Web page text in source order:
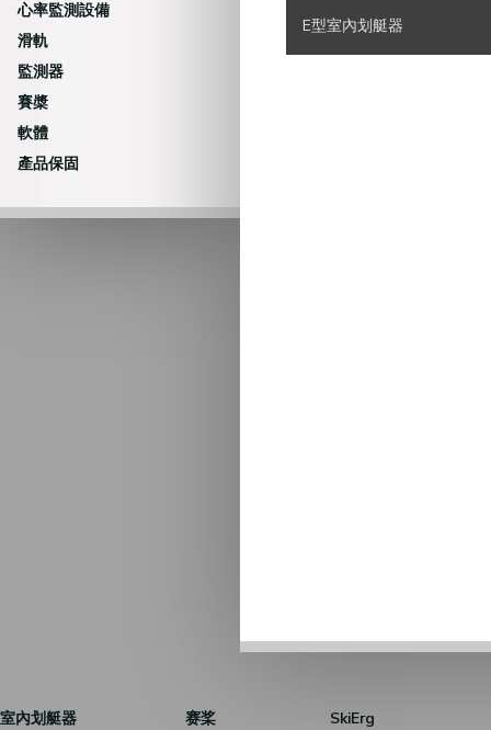
心率監測設備
滑軌
監測器
賽槳
軟體
產品保固
E型室內划艇器
室內划艇器
赛桨
SkiErg